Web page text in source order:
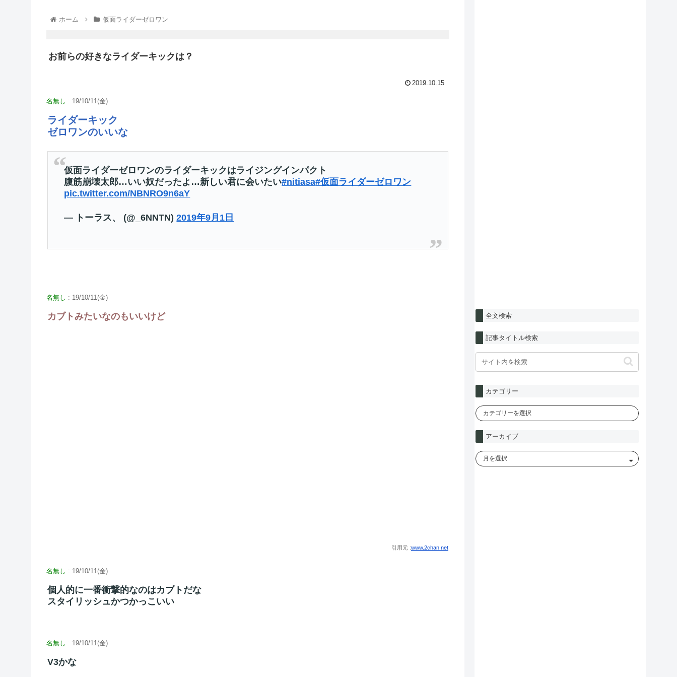
ホーム 仮面ライダーゼロワン
お前らの好きなライダーキックは？
2019.10.15
名無し : 19/10/11(金)
ライダーキック
ゼロワンのいいな
仮面ライダーゼロワンのライダーキックはライジングインパクト
腹筋崩壊太郎…いい奴だったよ…新しい君に会いたい#nitiasa#仮面ライダーゼロワン
pic.twitter.com/NBNRO9n6aY
— トーラス、 (@_6NNTN)2019年9月1日
名無し : 19/10/11(金)
カブトみたいなのもいいけど
引用元 :www.2chan.net
名無し : 19/10/11(金)
個人的に一番衝撃的なのはカブトだな
スタイリッシュかつかっこいい
名無し : 19/10/11(金)
V3かな
全文検索
記事タイトル検索
カテゴリー
アーカイブ